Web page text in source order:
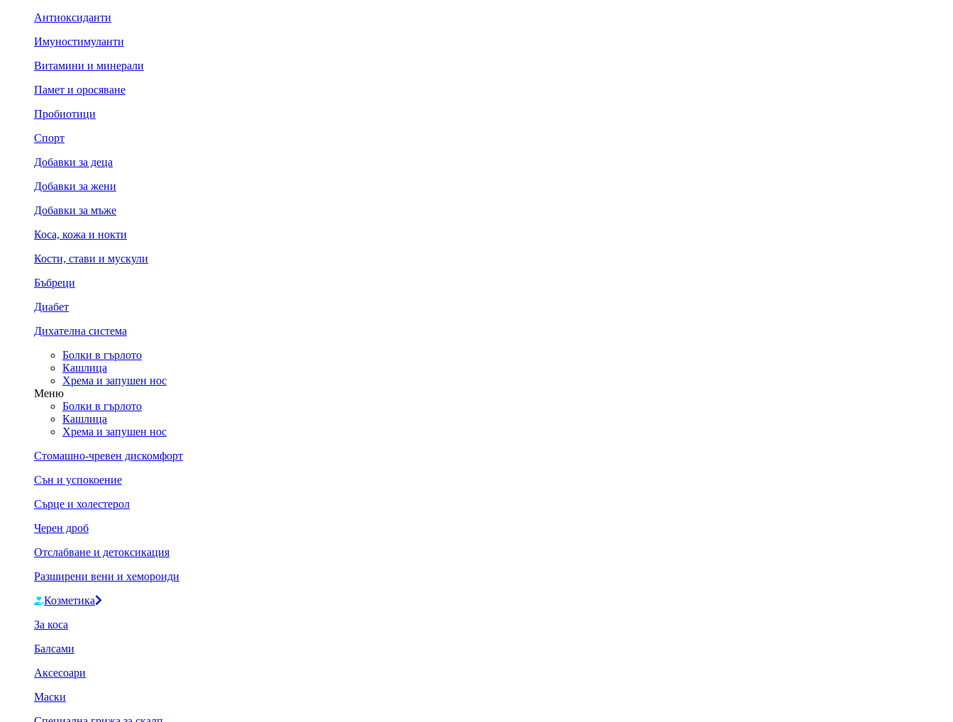
Антиоксиданти
Имуностимуланти
Витамини и минерали
Памет и оросяване
Пробиотици
Спорт
Добавки за деца
Добавки за жени
Добавки за мъже
Коса, кожа и нокти
Кости, стави и мускули
Бъбреци
Диабет
Дихателна система
Болки в гърлото
Кашлица
Хрема и запушен нос
Меню
Болки в гърлото
Кашлица
Хрема и запушен нос
Стомашно-чревен дискомфорт
Сън и успокоение
Сърце и холестерол
Черен дроб
Отслабване и детоксикация
Разширени вени и хемороиди
Козметика
За коса
Балсами
Аксесоари
Маски